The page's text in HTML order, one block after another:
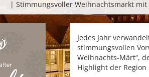
| Stimmungsvoller Weihnachtsmarkt
Jedes Jahr
stimmungsvollen
Weihnachts-Märt“,
Highlight der